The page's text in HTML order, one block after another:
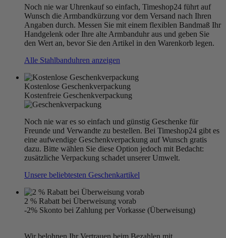
Noch nie war Uhrenkauf so einfach, Timeshop24 führt auf
Wunsch die Armbandkürzung vor dem Versand nach Ihren
Angaben durch. Messen Sie mit einem flexiblen Bandmaß Ihr
Handgelenk oder Ihre alte Armbanduhr aus und geben Sie
den Wert an, bevor Sie den Artikel in den Warenkorb legen.
Alle Stahlbanduhren anzeigen
Kostenlose Geschenkverpackung
Kostenfreie Geschenkverpackung
Noch nie war es so einfach und günstig Geschenke für
Freunde und Verwandte zu bestellen. Bei Timeshop24 gibt es
eine aufwendige Geschenkverpackung auf Wunsch gratis
dazu. Bitte wählen Sie diese Option jedoch mit Bedacht:
zusätzliche Verpackung schadet unserer Umwelt.
Unsere beliebtesten Geschenkartikel
2 % Rabatt bei Überweisung vorab
-2% Skonto bei Zahlung per Vorkasse (Überweisung)
Wir belohnen Ihr Vertrauen beim Bezahlen mit